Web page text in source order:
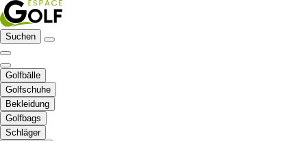
Suchen
Golfbälle
Golfschuhe
Bekleidung
Golfbags
Schläger